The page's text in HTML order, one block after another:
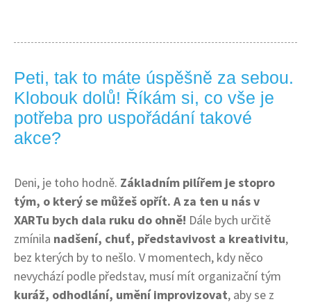
Peti, tak to máte úspěšně za sebou.
Klobouk dolů! Říkám si, co vše je
potřeba pro uspořádání takové
akce?
Deni, je toho hodně. Základním pilířem je stopro
tým, o který se můžeš opřít. A za ten u nás v
XARTu bych dala ruku do ohně! Dále bych určitě
zmínila nadšení, chuť, představivost a kreativitu,
bez kterých by to nešlo. V momentech, kdy něco
nevychází podle představ, musí mít organizační tým
kuráž, odhodlání, umění improvizovat, aby se z